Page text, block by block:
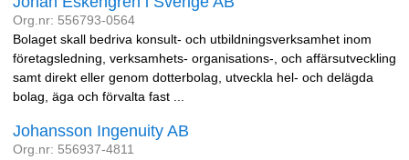
Org.nr: 556793-0564
Bolaget skall bedriva konsult- och utbildningsverksamhet inom
företagsledning, verksamhets- organisations-, och affärsutveckling
samt direkt eller genom dotterbolag, utveckla hel- och delägda
bolag, äga och förvalta fast ...
Johansson Ingenuity AB
Org.nr: 556937-4811